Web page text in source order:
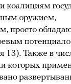
коалициям
оружием,
просто
13). Также в
которых